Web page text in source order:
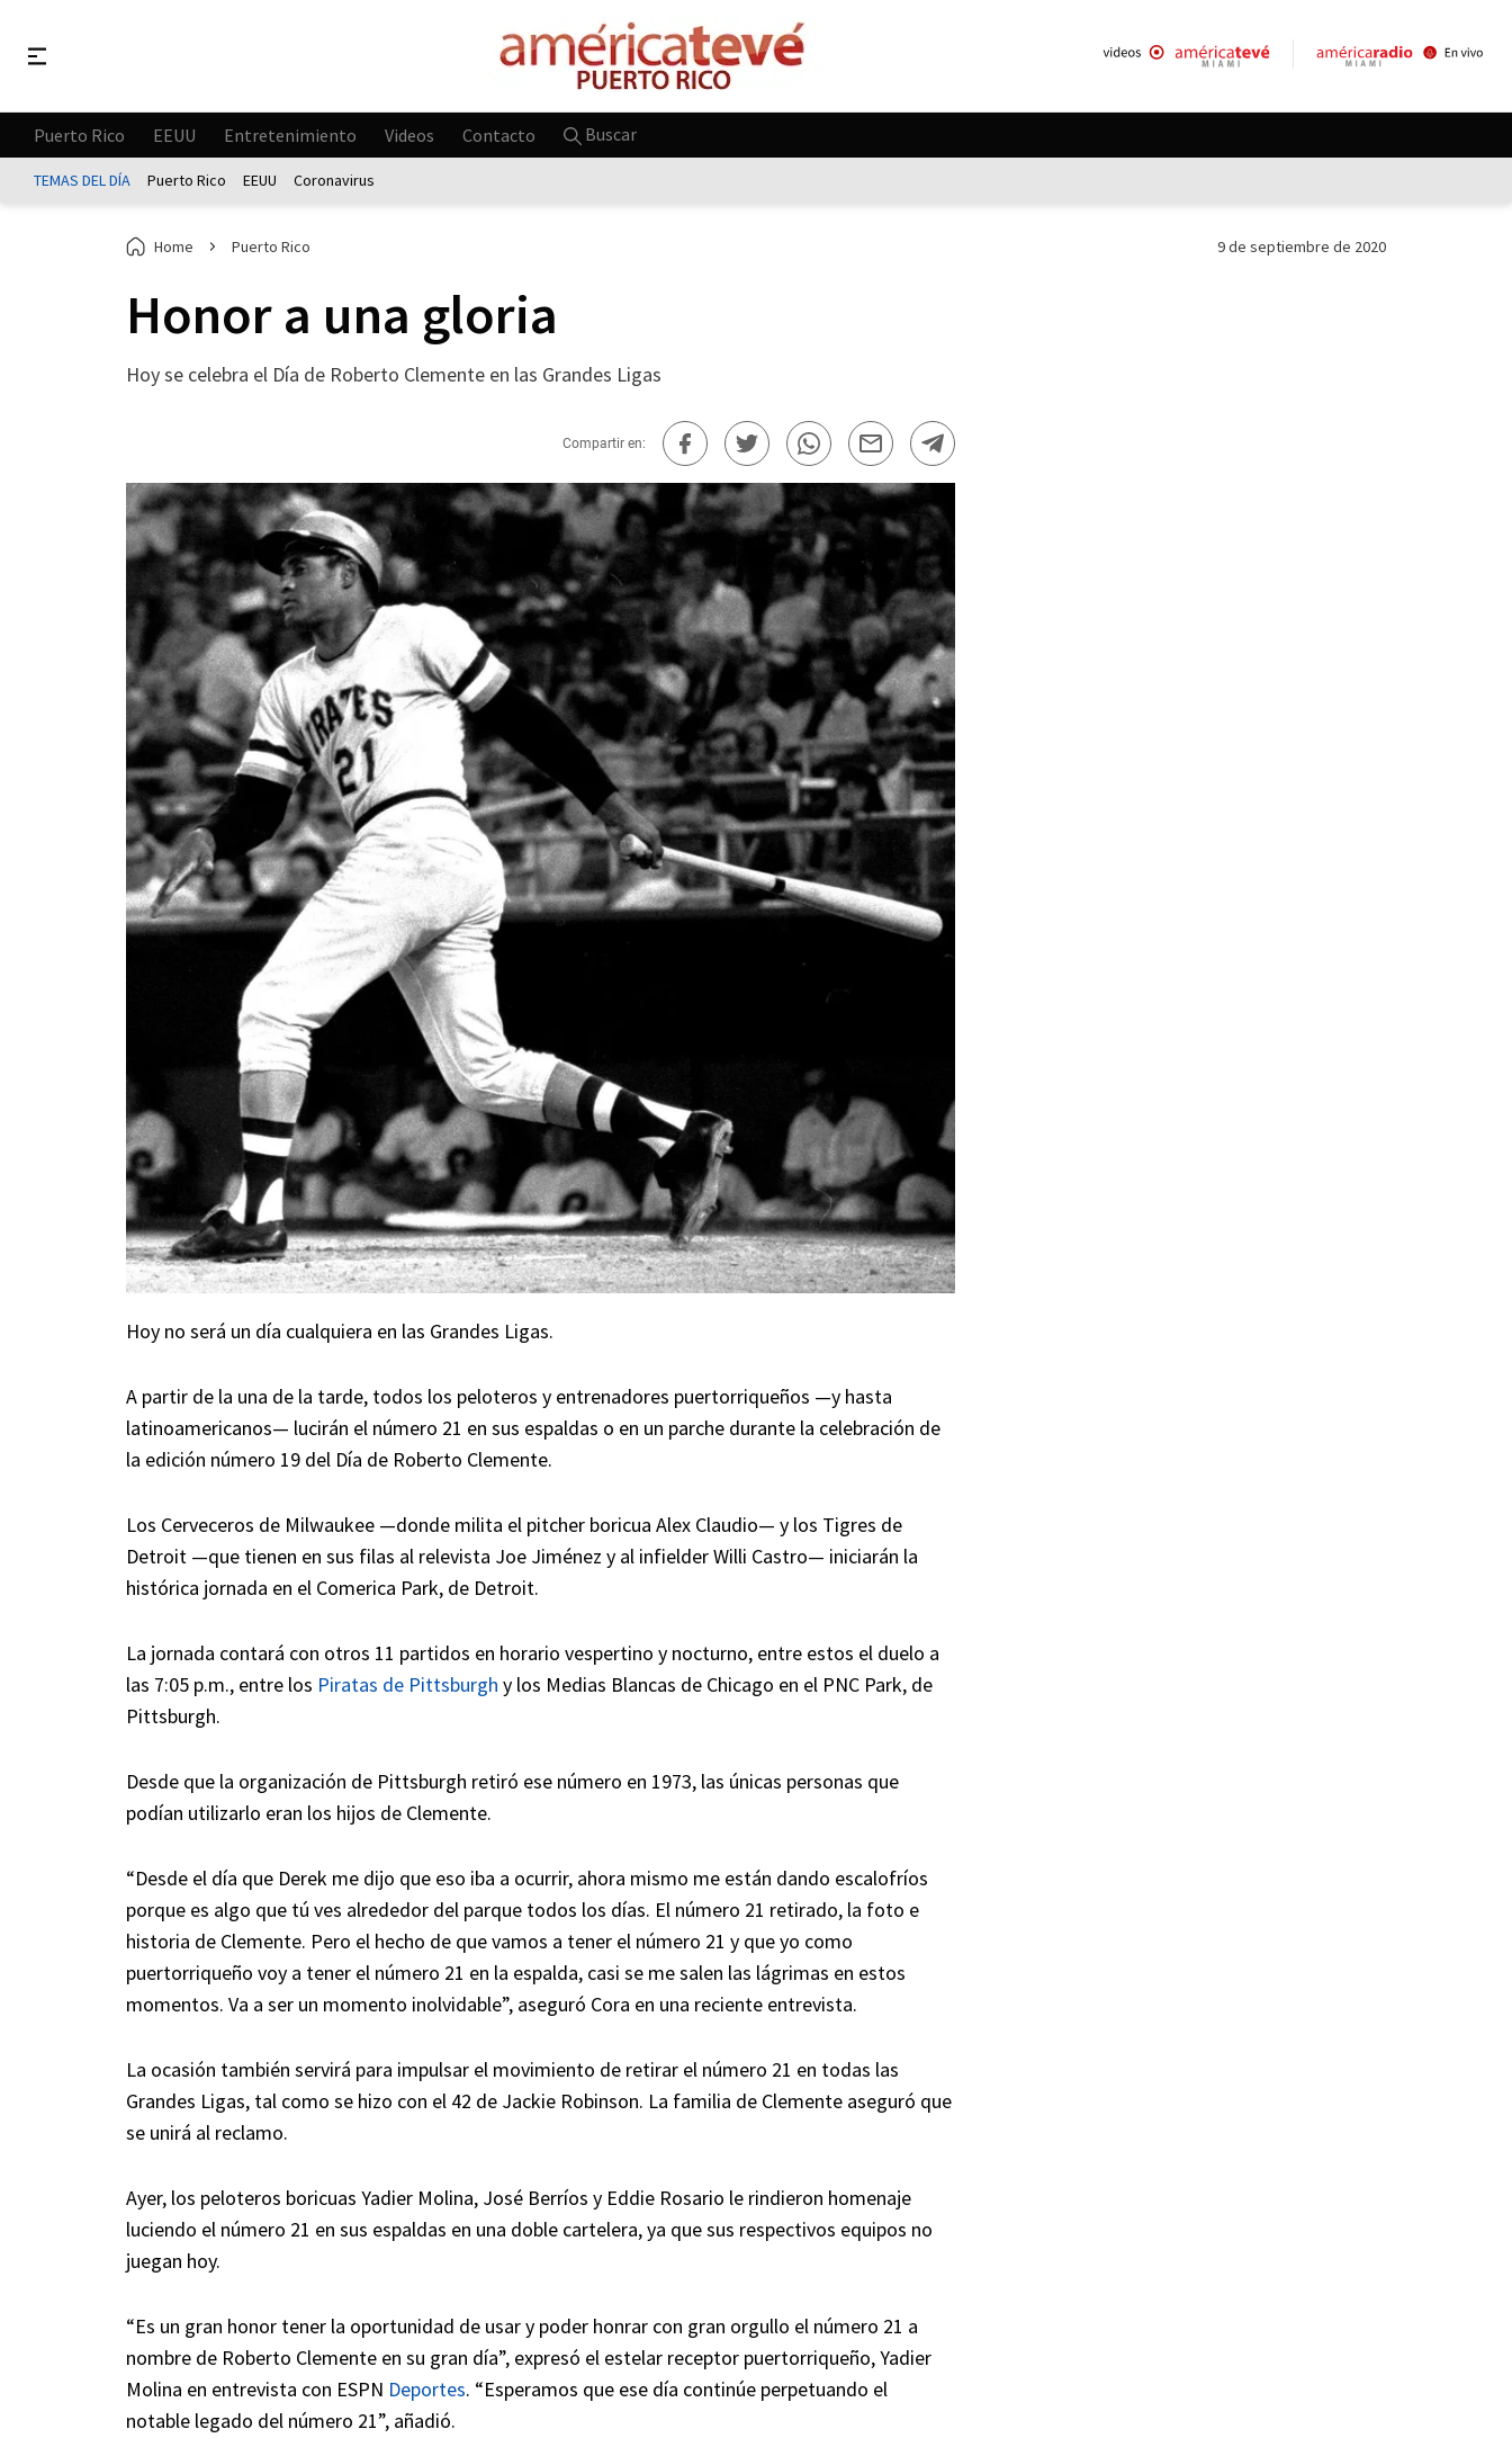
Puerto Rico EEUU Entretenimiento Videos Contacto Buscar
TEMAS DEL DÍA Puerto Rico EEUU Coronavirus
Home Puerto Rico 9 de septiembre de 2020
Honor a una gloria
Hoy se celebra el Día de Roberto Clemente en las Grandes Ligas
Compartir en:
Hoy no será un día cualquiera en las Grandes Ligas.
A partir de la una de la tarde, todos los peloteros y entrenadores puertorriqueños —y hasta
latinoamericanos— lucirán el número 21 en sus espaldas o en un parche durante la celebración de
la edición número 19 del Día de Roberto Clemente.
Los Cerveceros de Milwaukee —donde milita el pitcher boricua Alex Claudio— y los Tigres de
Detroit —que tienen en sus filas al relevista Joe Jiménez y al infielder Willi Castro— iniciarán la
histórica jornada en el Comerica Park, de Detroit.
La jornada contará con otros 11 partidos en horario vespertino y nocturno, entre estos el duelo a
las 7:05 p.m., entre los Piratas de Pittsburgh y los Medias Blancas de Chicago en el PNC Park, de
Pittsburgh.
Desde que la organización de Pittsburgh retiró ese número en 1973, las únicas personas que
podían utilizarlo eran los hijos de Clemente.
“Desde el día que Derek me dijo que eso iba a ocurrir, ahora mismo me están dando escalofríos
porque es algo que tú ves alrededor del parque todos los días. El número 21 retirado, la foto e
historia de Clemente. Pero el hecho de que vamos a tener el número 21 y que yo como
puertorriqueño voy a tener el número 21 en la espalda, casi se me salen las lágrimas en estos
momentos. Va a ser un momento inolvidable”, aseguró Cora en una reciente entrevista.
La ocasión también servirá para impulsar el movimiento de retirar el número 21 en todas las
Grandes Ligas, tal como se hizo con el 42 de Jackie Robinson. La familia de Clemente aseguró que
se unirá al reclamo.
Ayer, los peloteros boricuas Yadier Molina, José Berríos y Eddie Rosario le rindieron homenaje
luciendo el número 21 en sus espaldas en una doble cartelera, ya que sus respectivos equipos no
juegan hoy.
“Es un gran honor tener la oportunidad de usar y poder honrar con gran orgullo el número 21 a
nombre de Roberto Clemente en su gran día”, expresó el estelar receptor puertorriqueño, Yadier
Molina en entrevista con ESPN Deportes. “Esperamos que ese día continúe perpetuando el
notable legado del número 21”, añadió.